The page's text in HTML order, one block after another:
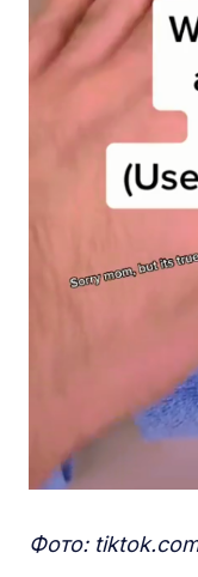
Фото: tiktok.